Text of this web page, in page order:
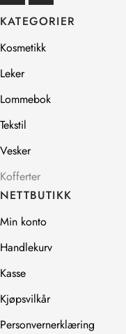
KATEGORIER
Kosmetikk
Leker
Lommebok
Tekstil
Vesker
Kofferter
NETTBUTIKK
Min konto
Handlekurv
Kasse
Kjøpsvilkår
Personvernerklæring